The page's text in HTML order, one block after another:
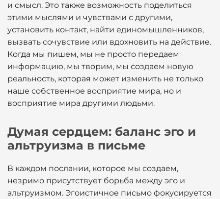
и смысл. Это также возможность поделиться
этими мыслями и чувствами с другими,
установить контакт, найти единомышленников,
вызвать сочувствие или вдохновить на действие.
Когда мы пишем, мы не просто передаем
информацию, мы творим, мы создаем новую
реальность, которая может изменить не только
наше собственное восприятие мира, но и
восприятие мира другими людьми.
Думая сердцем: баланс эго и
альтруизма в письме
В каждом послании, которое мы создаем,
незримо присутствует борьба между эго и
альтруизмом. Эгоистичное письмо фокусируется